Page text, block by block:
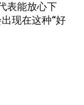
表能放心下
现在这种“好